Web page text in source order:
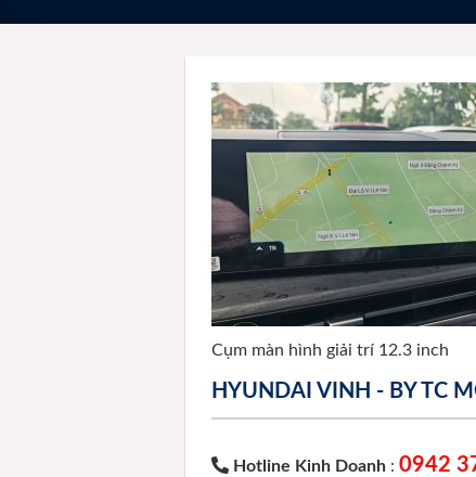
Cụm màn hình giải trí 12.3 inch
HYUNDAI VINH - BY TC
Hotline Kinh Doanh :0942